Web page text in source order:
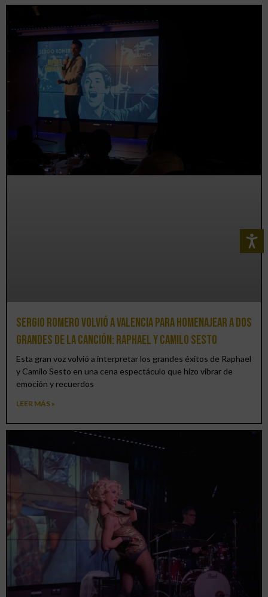
Sergio Romero volvió a Valencia para homenajear a dos
grandes de la canción: Raphael y Camilo Sesto
Esta gran voz volvió a interpretar los grandes éxitos de Raphael
y Camilo Sesto en una cena espectáculo que hizo vibrar de
emoción y recuerdos
LEER MÁS »